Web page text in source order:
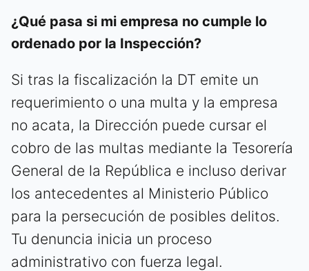
¿Qué pasa si mi empresa no cumple lo
ordenado por la Inspección?
Si tras la fiscalización la DT emite un
requerimiento o una multa y la empresa
no acata, la Dirección puede cursar el
cobro de las multas mediante la Tesorería
General de la República e incluso derivar
los antecedentes al Ministerio Público
para la persecución de posibles delitos.
Tu denuncia inicia un proceso
administrativo con fuerza legal.